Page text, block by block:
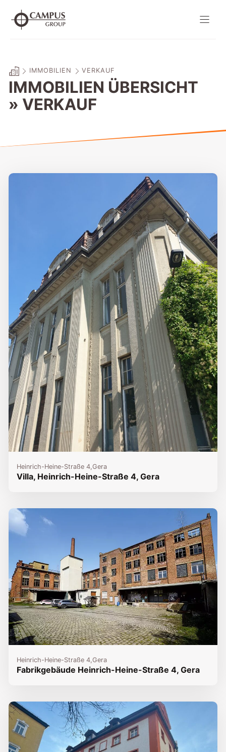
Inhalt
springen
IMMOBILIEN VERKAUF
IMMOBILIEN ÜBERSICHT
» VERKAUF
Heinrich-Heine-Straße 4,Gera
Villa, Heinrich-Heine-Straße 4, Gera
Heinrich-Heine-Straße 4,Gera
Fabrikgebäude Heinrich-Heine-Straße 4, Gera